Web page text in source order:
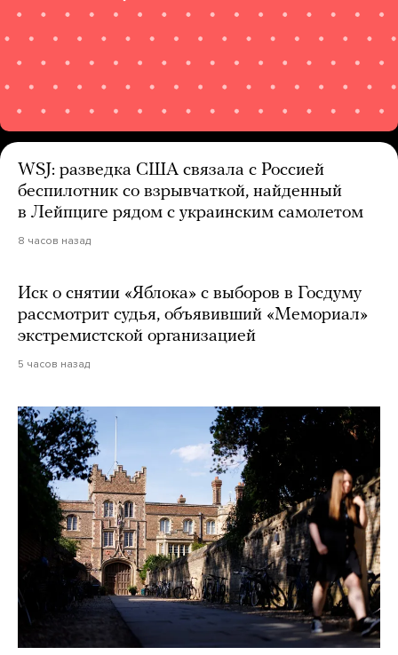
WSJ: разведка США связала с Россией
беспилотник со взрывчаткой, найденный
в Лейпциге рядом с украинским самолетом
8 часов назад
Иск о снятии «Яблока» с выборов в Госдуму
рассмотрит судья, объявивший «Мемориал»
экстремистской организацией
5 часов назад